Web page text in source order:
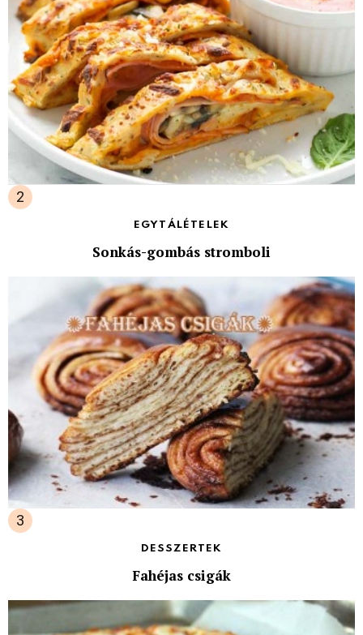
EGYTÁLÉTELEK
Sonkás-gombás stromboli
DESSZERTEK
Fahéjas csigák